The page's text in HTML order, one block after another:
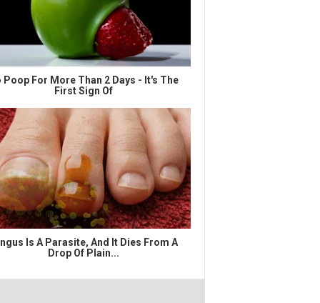
Poop For More Than 2 Days - It's The
First Sign Of
Is A Parasite, And It Dies From A
Drop Of Plain...